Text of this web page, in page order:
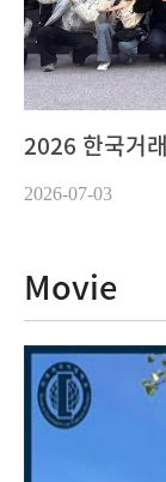
2026 한국거
2026-07-03
Movie